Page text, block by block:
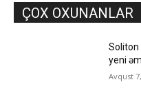
ÇOX OXUNANLAR
Soliton
yeni
Avqust